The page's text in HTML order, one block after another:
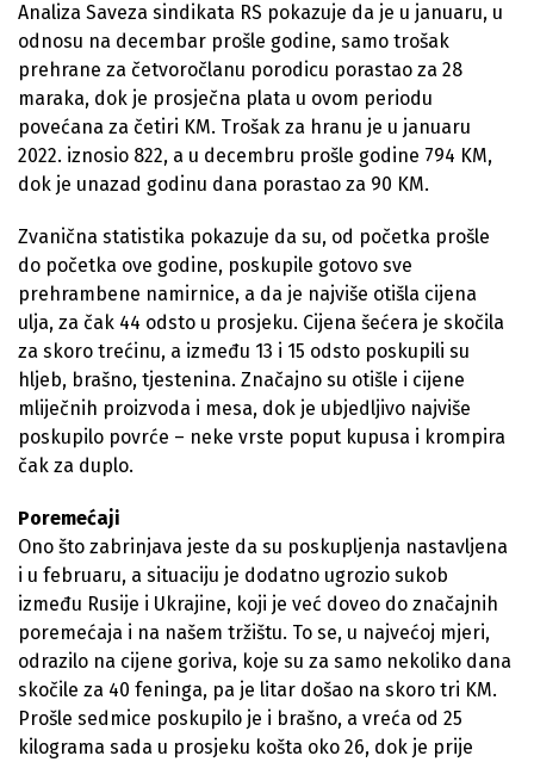
Analiza Saveza sindikata RS pokazuje da je u januaru, u
odnosu na decembar prošle godine, samo trošak
prehrane za četvoročlanu porodicu porastao za 28
maraka, dok je prosječna plata u ovom periodu
povećana za četiri KM. Trošak za hranu je u januaru
2022. iznosio 822, a u decembru prošle godine 794 KM,
dok je unazad godinu dana porastao za 90 KM.
Zvanična statistika pokazuje da su, od početka prošle
do početka ove godine, poskupile gotovo sve
prehrambene namirnice, a da je najviše otišla cijena
ulja, za čak 44 odsto u prosjeku. Cijena šećera je skočila
za skoro trećinu, a između 13 i 15 odsto poskupili su
hljeb, brašno, tjestenina. Značajno su otišle i cijene
mliječnih proizvoda i mesa, dok je ubjedljivo najviše
poskupilo povrće – neke vrste poput kupusa i krompira
čak za duplo.
Poremećaji
Ono što zabrinjava jeste da su poskupljenja nastavljena
i u februaru, a situaciju je dodatno ugrozio sukob
između Rusije i Ukrajine, koji je već doveo do značajnih
poremećaja i na našem tržištu. To se, u najvećoj mjeri,
odrazilo na cijene goriva, koje su za samo nekoliko dana
skočile za 40 feninga, pa je litar došao na skoro tri KM.
Prošle sedmice poskupilo je i brašno, a vreća od 25
kilograma sada u prosjeku košta oko 26, dok je prije